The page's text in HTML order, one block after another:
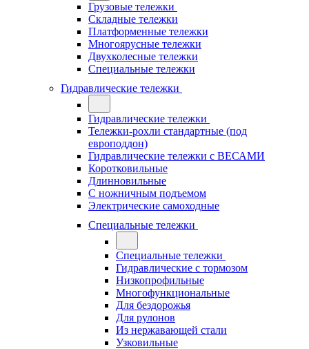
Грузовые тележки
Складные тележки
Платформенные тележки
Многоярусные тележки
Двухколесные тележки
Специальные тележки
Гидравлические тележки
Гидравлические тележки
Тележки-рохли стандартные (под
европоддон)
Гидравлические тележки с ВЕСАМИ
Коротковильные
Длинновильные
С ножничным подъемом
Электрические самоходные
Специальные тележки
Специальные тележки
Гидравлические с тормозом
Низкопрофильные
Многофункциональные
Для бездорожья
Для рулонов
Из нержавающей стали
Узковильные